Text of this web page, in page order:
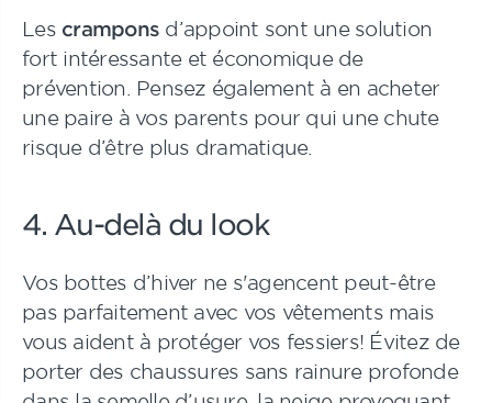
Les crampons d’appoint sont une solution
fort intéressante et économique de
prévention. Pensez également à en acheter
une paire à vos parents pour qui une chute
risque d’être plus dramatique.
4. Au-delà du look
Vos bottes d’hiver ne s'agencent peut-être
pas parfaitement avec vos vêtements mais
vous aident à protéger vos fessiers! Évitez de
porter des chaussures sans rainure profonde